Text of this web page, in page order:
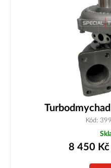
Kód:
8 450 Kč